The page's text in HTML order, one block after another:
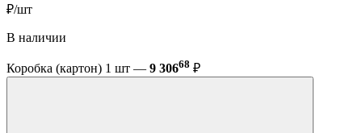
₽/шт
В наличии
Коробка (картон) 1 шт — 9 30668 ₽